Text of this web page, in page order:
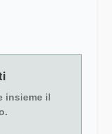
insieme il